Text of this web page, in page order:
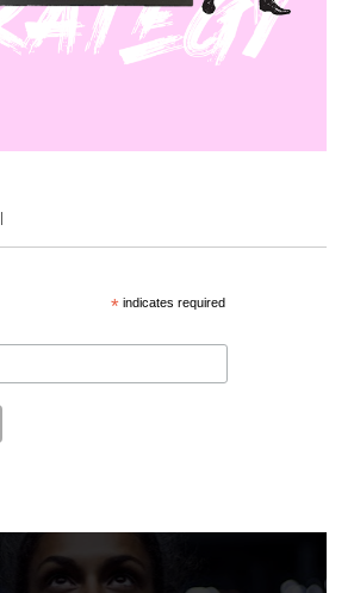
* indicates required